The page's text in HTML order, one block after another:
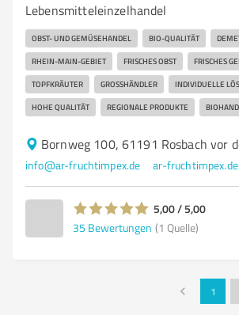
Lebensmitteleinzelhandel
OBST- UND GEMÜSEHANDEL BIO-QUALITÄT
RHEIN-MAIN-GEBIET FRISCHES OBST FRISCHES
TOPFKRÄUTER GROSSHÄNDLER INDIVIDUELLE
HOHE QUALITÄT REGIONALE PRODUKTE
Bornweg 100, 61191 Rosbach vor
info@ar-fruchtimpex.de ar-
5,00 / 5,00
35 Bewertungen (1 Quelle)
1